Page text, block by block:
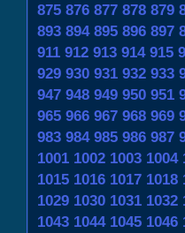
875 876 877 878 879
893 894 895 896 897
911 912 913 914 915
929 930 931 932 933
947 948 949 950 951
965 966 967 968 969
983 984 985 986 987
1001 1002 1003 1004
1015 1016 1017 1018
1029 1030 1031 1032
1043 1044 1045 1046